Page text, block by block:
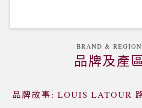
BRAND & REGION
品牌及產
品牌故事: LOUIS LATOUR